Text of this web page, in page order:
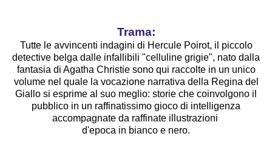
Trama:
Tutte le avvincenti indagini di Hercule Poirot, il piccolo
detective belga dalle infallibili "celluline grigie", nato dalla
fantasia di Agatha Christie sono qui raccolte in un unico
volume nel quale la vocazione narrativa della Regina del
Giallo si esprime al suo meglio: storie che coinvolgono il
pubblico in un raffinatissimo gioco di intelligenza
accompagnate da raffinate illustrazioni
d'epoca in bianco e nero.